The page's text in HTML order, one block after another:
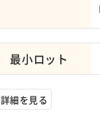
最小ロット
詳細を見る